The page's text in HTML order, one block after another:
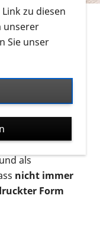
Website
an.
Infomaterial
ausschließlich
oder Videos zu
werden in
zur
Variante
als
nicht immer
Form
zu diesen
unserer
Sie unser